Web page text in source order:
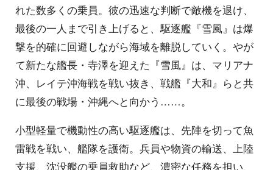
れた数多くの乗員。彼の迅速な判断で敵機を退け、
最後の一人まで引き上げると、駆逐艦『雪風』は爆
撃を的確に回避しながら海域を離脱していく。やが
て新たな艦長・寺澤を迎えた『雪風』は、マリアナ
沖、レイテ沖海戦を戦い抜き、戦艦『大和』らと共
に最後の戦場・沖縄へと向かう……。
小型軽量で機動性の高い駆逐艦は、先陣を切って魚
雷戦を戦い、艦隊を護衛。兵員や物資の輸送、上陸
支援、沈没艦の乗員救助など、濃密な任務を担い、